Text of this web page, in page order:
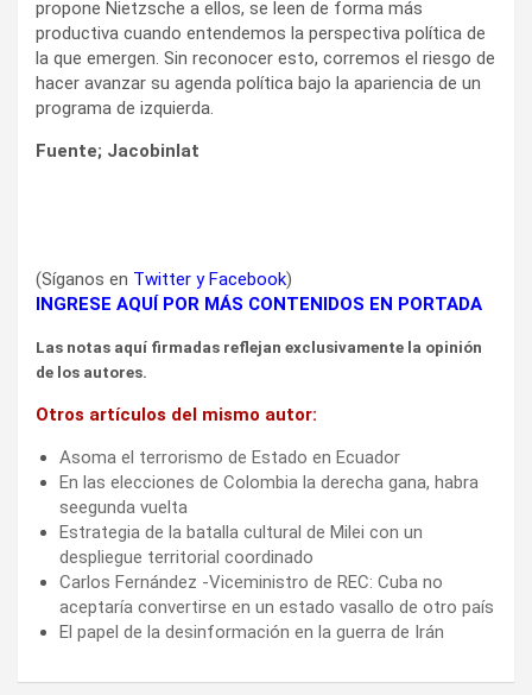
propone Nietzsche a ellos, se leen de forma más
productiva cuando entendemos la perspectiva política de
la que emergen. Sin reconocer esto, corremos el riesgo de
hacer avanzar su agenda política bajo la apariencia de un
programa de izquierda.
Fuente; Jacobinlat
(Síganos en Twitter yFacebook)
INGRESE AQUÍ POR MÁS CONTENIDOS EN PORTADA
Las notas aquí firmadas reflejan exclusivamente la opinión
de los autores.
Otros artículos del mismo autor:
Asoma el terrorismo de Estado en Ecuador
En las elecciones de Colombia la derecha gana, habra
seegunda vuelta
Estrategia de la batalla cultural de Milei con un
despliegue territorial coordinado
Carlos Fernández -Viceministro de REC: Cuba no
aceptaría convertirse en un estado vasallo de otro país
El papel de la desinformación en la guerra de Irán